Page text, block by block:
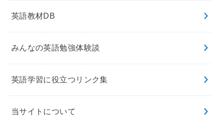
英語教材DB
みんなの英語勉強体験談
英語学習に役立つリンク集
当サイトについて